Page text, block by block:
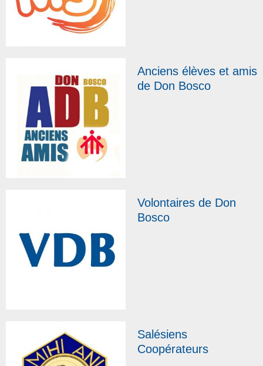
Anciens élèves et amis
de Don Bosco
Volontaires de Don
Bosco
Salésiens
Coopérateurs